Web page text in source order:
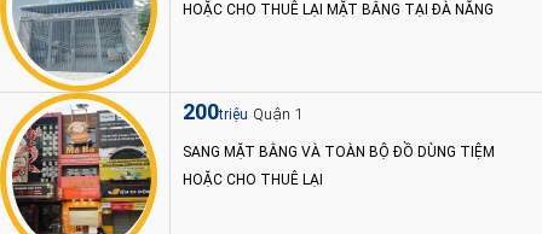
HOẶC CHO THUÊ LẠI MẶT BẰNG TẠI ĐÀ NẴNG
200triệu Quận 1
SANG MẶT BẰNG VÀ TOÀN BỘ ĐỒ DÙNG TIỆM
HOẶC CHO THUÊ LẠI